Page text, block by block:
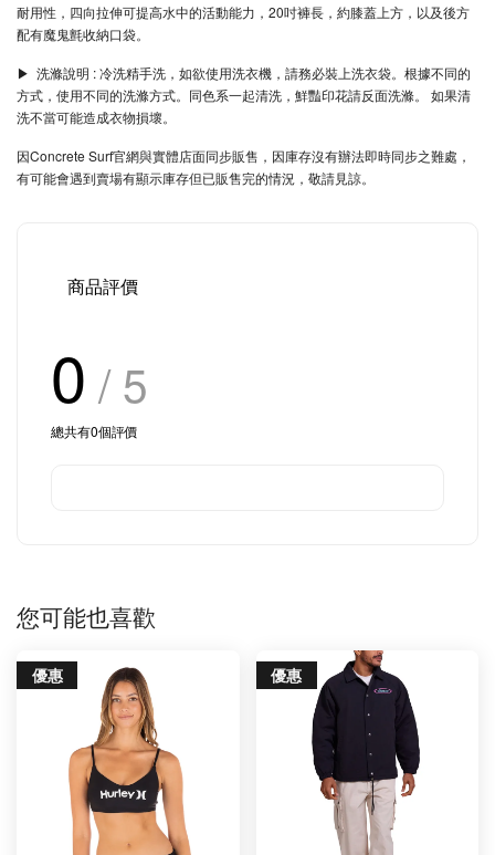
耐用性，四向拉伸可提高水中的活動能力，20吋褲長，約膝蓋上方，以及後方
配有魔鬼氈收納口袋。
▶︎ 洗滌說明 : 冷洗精手洗，如欲使用洗衣機，請務必裝上洗衣袋。根據不同的
方式，使用不同的洗滌方式。同色系一起清洗，鮮豔印花請反面洗滌。 如果清
洗不當可能造成衣物損壞。
因Concrete Surf官網與實體店面同步販售，因庫存沒有辦法即時同步之難處，
有可能會遇到賣場有顯示庫存但已販售完的情況，敬請見諒。
商品評價
0 / 5
總共有0個評價
您可能也喜歡
優惠 優惠